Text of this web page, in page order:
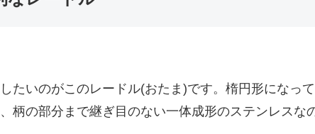
たいのがこのレードル(おたま)です。楕円形になっ
柄の部分まで継ぎ目のない一体成形のステンレス